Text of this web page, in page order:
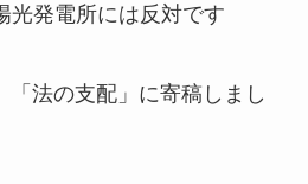
光発電所には反対です
「法の支配」に寄稿しまし